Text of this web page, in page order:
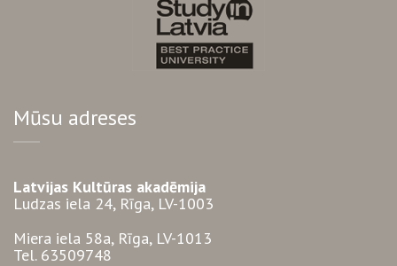
Mūsu adreses
Latvijas Kultūras akadēmija
Ludzas iela 24, Rīga, LV-1003
Miera iela 58a, Rīga, LV-1013
Tel. 63509748